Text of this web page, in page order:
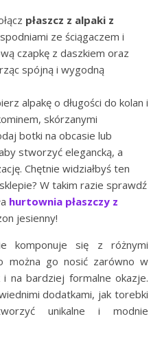
płaszcz z alpaki z
ze ściągaczem i
czapkę z daszkiem oraz
spójną i wygodną
alpakę o długości do kolan i
skórzanymi
botki na obcasie lub
stworzyć elegancką, a
Chętnie widziałbyś ten
W takim razie sprawdź
hurtownia płaszczy z
jesienny!
komponuje się z różnymi
można go nosić zarówno w
i na bardziej formalne okazje.
dodatkami, jak torebki
unikalne i modnie